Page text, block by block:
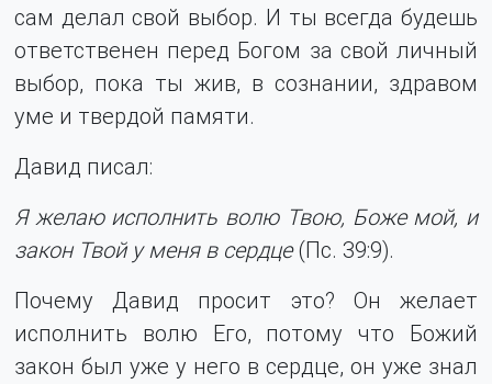
сам делал свой выбор. И ты всегда будешь
ответственен перед Богом за свой личный
выбор, пока ты жив, в сознании, здравом
уме и твердой памяти.
Давид писал:
Я желаю исполнить волю Твою, Боже мой, и
закон Твой у меня в сердце(Пс. 39:9).
Почему Давид просит это? Он желает
исполнить волю Его, потому что Божий
закон был уже у него в сердце, он уже знал